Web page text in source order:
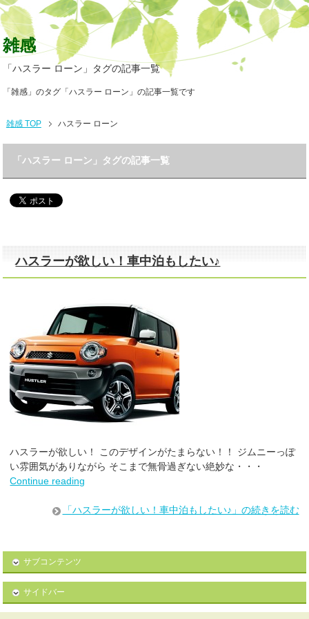
雑感
「ハスラー ローン」タグの記事一覧
「雑感」のタグ「ハスラー ローン」の記事一覧です
雑感 TOP ハスラー ローン
「ハスラー ローン」タグの記事一覧
ハスラーが欲しい！車中泊もしたい♪
ハスラーが欲しい！ このデザインがたまらない！！ ジムニーっぽ
い雰囲気がありながら そこまで無骨過ぎない絶妙な・・・
Continue reading
「ハスラーが欲しい！車中泊もしたい♪」の続きを読む
サブコンテンツ
サイドバー